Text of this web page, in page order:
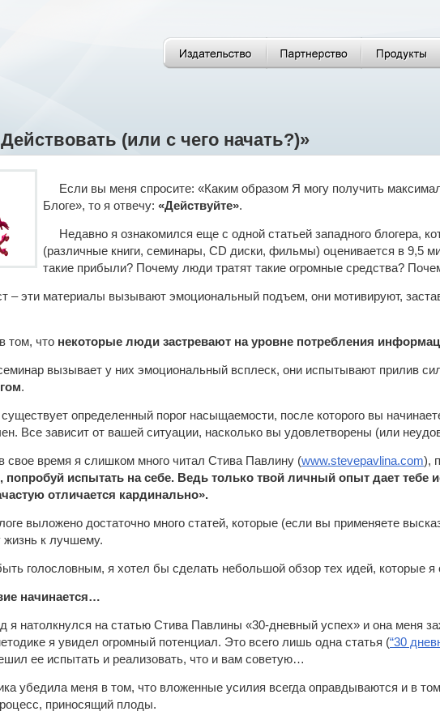
(или с чего начать?)»
Если вы меня спросите: «Каким образом Я могу получить
Блоге», то я отвечу: «Действуйте».
Недавно я ознакомился еще с одной статьей западного блогера,
(различные книги, семинары, CD диски, фильмы) оценивается в 9,5
такие прибыли? Почему люди тратят такие огромные средства?
– эти материалы вызывают эмоциональный подъем, они мотивируют,
том, что некоторые люди застревают на уровне потребления
вызывает у них эмоциональный всплеск, они испытывают прилив
.
определенный порог насыщаемости, после которого вы
Все зависит от вашей ситуации, насколько вы удовлетворены (или
свое время я слишком много читал Стива Павлину (www.stevepavlina.com),
попробуй испытать на себе. Ведь только твой личный опыт дает тебе
отличается кардинально».
выложено достаточно много статей, которые (если вы применяете
жизнь к лучшему.
голословным, я хотел бы сделать небольшой обзор тех идей, которые
начинается…
я натолкнулся на статью Стива Павлины «30-дневный успех» и она меня
я увидел огромный потенциал. Это всего лишь одна статья (“30
ее испытать и реализовать, что и вам советую…
убедила меня в том, что вложенные усилия всегда оправдываются и в
приносящий плоды.